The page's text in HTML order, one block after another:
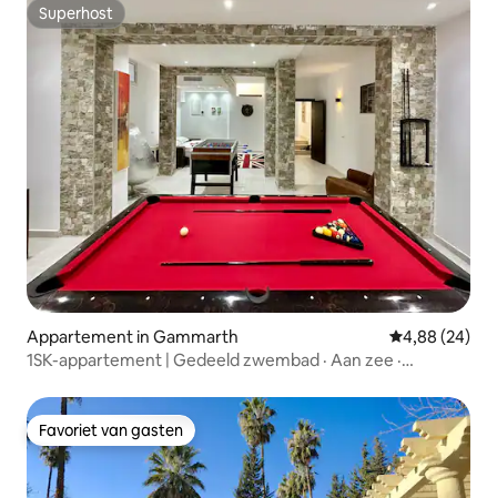
Superhost
Superhost
Appartement in Gammarth Gemiddelde
4,88 (24)
1SK-appartement | Gedeeld zwembad · Aan zee ·
Favoriet van gasten
Favoriet van gasten